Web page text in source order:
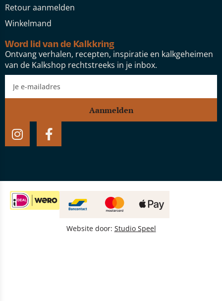
Retour aanmelden
Winkelmand
Word lid van de Kalkkring
Ontvang verhalen, recepten, inspiratie en kalkgeheimen
van de Kalkshop rechtstreeks in je inbox.
Aanmelden
Website door: Studio Speel